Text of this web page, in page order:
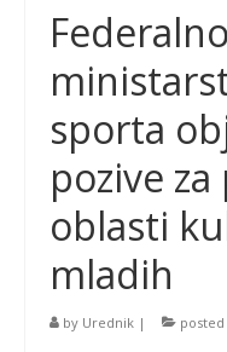
Federalno
sporta
pozive
oblasti
mladih
by Urednik | posted